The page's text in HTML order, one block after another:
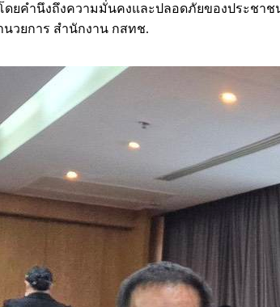
ยคำนึงถึงความมั่นคงและปลอดภัยของประชา
วยการ สำนักงาน กสทช.